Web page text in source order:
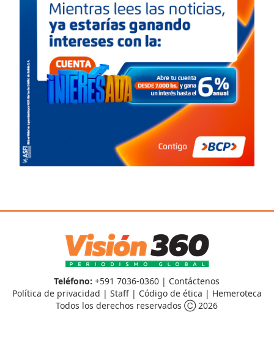
Teléfono: +591 7036-0360 | Contáctenos
Política de privacidad | Staff| Código de ética | Hemeroteca
Todos los derechos reservados Ⓒ 2026